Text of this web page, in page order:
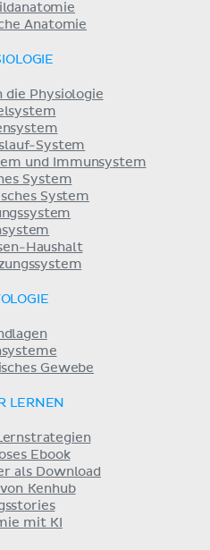
Anatomie
die Physiologie
System
und Immunsystem
System
System
Haushalt
Gewebe
LERNEN
Ebook
als Download
Kenhub
mit KI